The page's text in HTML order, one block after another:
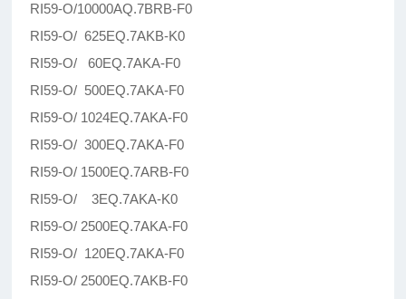
RI59-O/10000AQ.7BRB-F0
RI59-O/ 625EQ.7AKB-K0
RI59-O/ 60EQ.7AKA-F0
RI59-O/ 500EQ.7AKA-F0
RI59-O/ 1024EQ.7AKA-F0
RI59-O/ 300EQ.7AKA-F0
RI59-O/ 1500EQ.7ARB-F0
RI59-O/ 3EQ.7AKA-K0
RI59-O/ 2500EQ.7AKA-F0
RI59-O/ 120EQ.7AKA-F0
RI59-O/ 2500EQ.7AKB-F0